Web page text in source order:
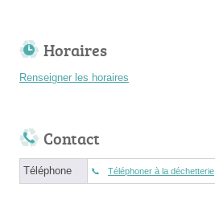
Horaires
Renseigner les horaires
Contact
Téléphone Téléphoner à la déchetterie